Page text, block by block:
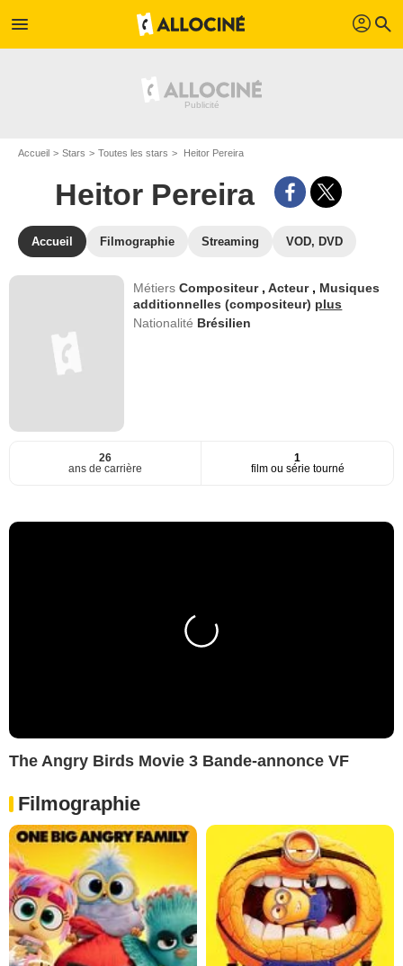
menu profil search
Accueil Stars Toutes les stars Heitor Pereira
Heitor Pereira
Accueil Filmographie Streaming VOD, DVD
MétiersCompositeur ,Acteur , Musiques
additionnelles (compositeur) plus
Nationalité Brésilien
26
ans de carrière
1
film ou série tourné
The Angry Birds Movie 3 Bande-annonce VF
Filmographie